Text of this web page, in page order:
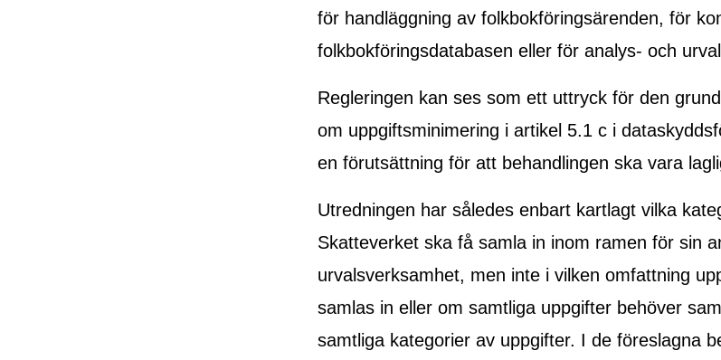
för handläggning av folkbokföringsärenden, för
folkbokföringsdatabasen eller för analys- och
Regleringen kan ses som ett uttryck för den
om uppgiftsminimering i artikel 5.1 c i
en förutsättning för att behandlingen ska vara
Utredningen har således enbart kartlagt vilka
Skatteverket ska få samla in inom ramen för sin
urvalsverksamhet, men inte i vilken omfattning
samlas in eller om samtliga uppgifter behöver
samtliga kategorier av uppgifter. I de föreslagna